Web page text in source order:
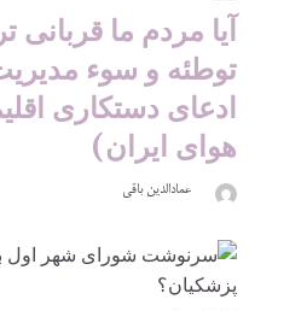
آیا مردم ما قربانی
توطئه و سوء
ادعای دستکاری
هوای ایران)
عمادالدین باقی